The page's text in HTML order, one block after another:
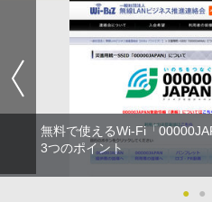
無料で使えるWi-Fi「
3つのポイント
● ●